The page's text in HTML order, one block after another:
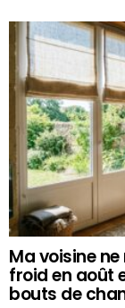
Ma voisine
froid en août
bouts de